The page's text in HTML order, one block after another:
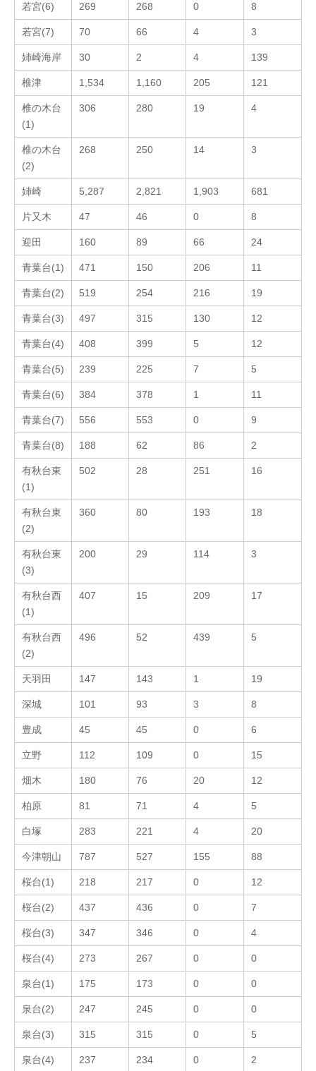
若宮(6) 269 268 0 8
若宮(7) 70 66 4 3
姉崎海岸 30 2 4 139
椎津 1,534 1,160 205 121
椎の木台
(1)
306 280 19 4
椎の木台
(2)
268 250 14 3
姉崎 5,287 2,821 1,903 681
片又木 47 46 0 8
迎田 160 89 66 24
青葉台(1) 471 150 206 11
青葉台(2) 519 254 216 19
青葉台(3) 497 315 130 12
青葉台(4) 408 399 5 12
青葉台(5) 239 225 7 5
青葉台(6) 384 378 1 11
青葉台(7) 556 553 0 9
青葉台(8) 188 62 86 2
有秋台東
(1)
502 28 251 16
有秋台東
(2)
360 80 193 18
有秋台東
(3)
200 29 114 3
有秋台西
(1)
407 15 209 17
有秋台西
(2)
496 52 439 5
天羽田 147 143 1 19
深城 101 93 3 8
豊成 45 45 0 6
立野 112 109 0 15
畑木 180 76 20 12
柏原 81 71 4 5
白塚 283 221 4 20
今津朝山 787 527 155 88
桜台(1) 218 217 0 12
桜台(2) 437 436 0 7
桜台(3) 347 346 0 4
桜台(4) 273 267 0 0
泉台(1) 175 173 0 0
泉台(2) 247 245 0 0
泉台(3) 315 315 0 5
泉台(4) 237 234 0 2